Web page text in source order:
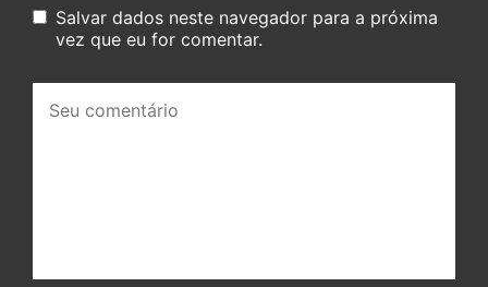
Salvar dados neste navegador para a próxima
vez que eu for comentar.
comentário: